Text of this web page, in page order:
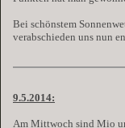
Bei schönstem
verabschieden uns nun
9.5.2014:
Am Mittwoch sind Mio